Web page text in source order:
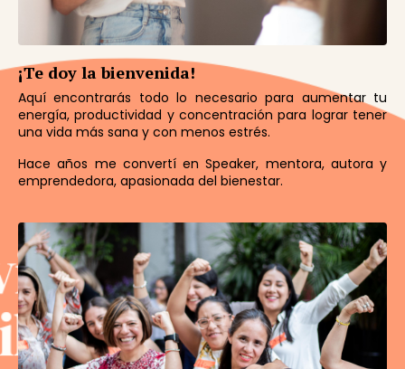
¡Te doy la bienvenida!
Aquí encontrarás todo lo necesario para aumentar tu
energía, productividad y concentración para lograr tener
una vida más sana y con menos estrés.
Hace años me convertí en Speaker, mentora, autora y
emprendedora, apasionada del bienestar.